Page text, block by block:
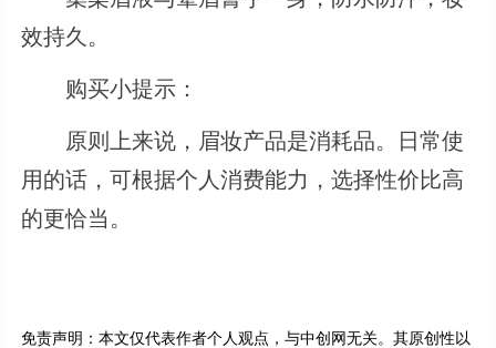
效持久。
购买小提示：
原则上来说，眉妆产品是消耗品。日常使
用的话，可根据个人消费能力，选择性价比高
的更恰当。
免责声明：本文仅代表作者个人观点，与中创网无关。其原创性以